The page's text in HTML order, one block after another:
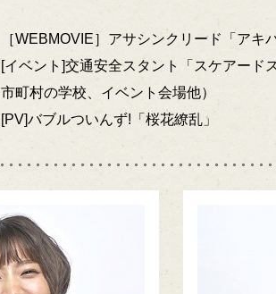
［WEBMOVIE］アサシンクリード「アキ
[イベント]交通安全スタント「スケアード
市町村の学校、イベント会場他）
[PV]バブルついんず!「桜花繚乱」